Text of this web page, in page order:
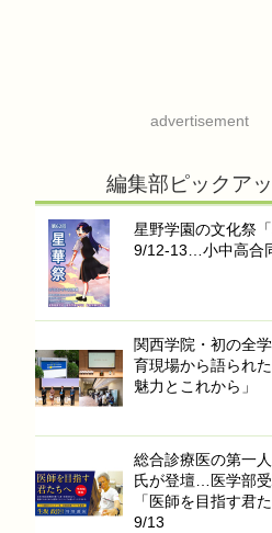
advertisement
編集部ピックア
星野学園の文化祭「
9/12-13…小中高合
関西学院・初の全
育現場から語られ
魅力とこれから」
総合診療医の第一
氏が登壇…医学部
「医師を目指す君
9/13